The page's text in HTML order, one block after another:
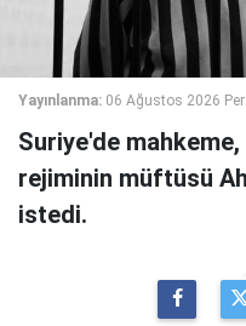
Yayınlanma: 06 Ağustos 2026
Suriye'de
rejiminin müftüsü
istedi.